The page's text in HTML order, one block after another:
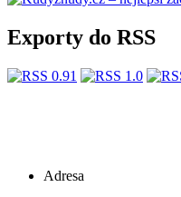
Exporty do RSS
Adresa